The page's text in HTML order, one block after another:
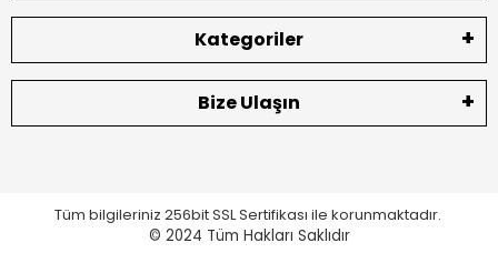
Kategoriler
Bize Ulaşın
Tüm bilgileriniz 256bit SSL Sertifikası ile korunmaktadır.
© 2024 Tüm Hakları Saklıdır